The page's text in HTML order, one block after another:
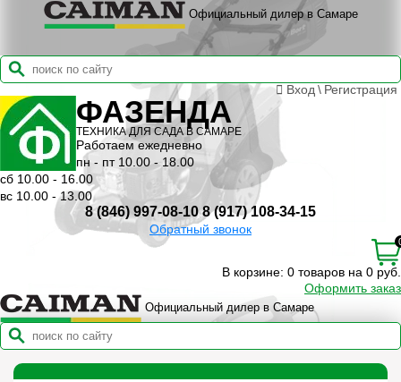
Официальный дилер в Самаре
Вход \ Регистрация
ФАЗЕНДА
ТЕХНИКА ДЛЯ САДА В САМАРЕ
Работаем ежедневно
пн - пт 10.00 - 18.00
сб 10.00 - 16.00
вс 10.00 - 13.00
8 (846) 997-08-10 8 (917) 108-34-15
Обратный звонок
В корзине: 0 товаров на 0 руб.
Оформить заказ
Официальный дилер в Самаре